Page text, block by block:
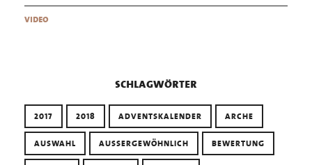
video
schlagwörter
2017 2018 ADVENTSKALENDER ARCHE
AUSWAHL AUSSERGEWÖHNLICH BEWERTUNG